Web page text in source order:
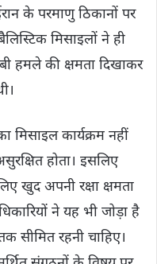
के परमाणु ठिकानों पर
मिसाइलों ने ही
हमले की क्षमता दिखाकर
मिसाइल कार्यक्रम नहीं
होता। इसलिए
खुद अपनी रक्षा क्षमता
ने यह भी जोड़ा है
सीमित रहनी चाहिए।